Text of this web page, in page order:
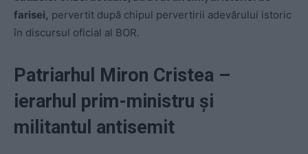
farisei, pervertit după chipul pervertirii adevărului istoric
în discursul oficial al BOR.
Patriarhul Miron Cristea –
ierarhul prim-ministru și
militantul antisemit